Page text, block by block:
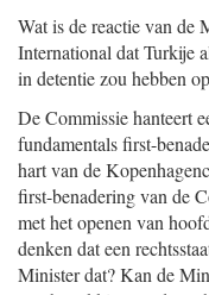
Wat is de reactie van de
International dat Turkije
in detentie zou hebben
De Commissie hanteert
fundamentals first-
hart van de
first-benadering van de
met het openen van
denken dat een
Minister dat? Kan de